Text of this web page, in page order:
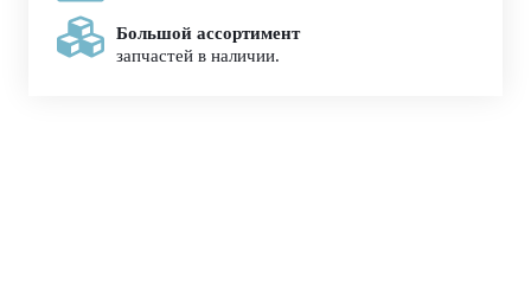
Большой ассортимент
запчастей в наличии.